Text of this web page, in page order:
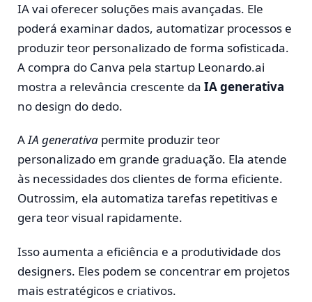
IA vai oferecer soluções mais avançadas. Ele
poderá examinar dados, automatizar processos e
produzir teor personalizado de forma sofisticada.
A compra do Canva pela startup Leonardo.ai
mostra a relevância crescente da IA generativa
no design do dedo.
AIA generativa permite produzir teor
personalizado em grande graduação. Ela atende
às necessidades dos clientes de forma eficiente.
Outrossim, ela automatiza tarefas repetitivas e
gera teor visual rapidamente.
Isso aumenta a eficiência e a produtividade dos
designers. Eles podem se concentrar em projetos
mais estratégicos e criativos.